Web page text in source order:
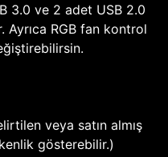
3.0 ve 2 adet USB 2.0
Ayrıca RGB fan kontrol
veya satın almış
gösterebilir.)